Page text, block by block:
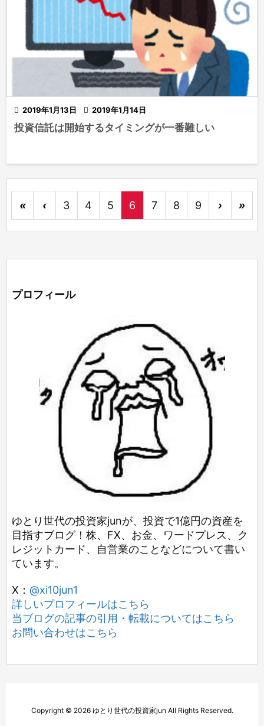
 2019年1月13日  2019年1月14日
投資信託は開始するタイミングが一番難しい
« ‹ 3 4 5 6 7 8 9 › »
プロフィール
ゆとり世代の投資家junが、投資で1億円の資産を
目指すブログ！株、FX、お金、ワードプレス、ク
レジットカード、自営業のことなどについて書い
ています。
X： @xi10jun1
詳しいプロフィールはこちら
当ブログの記事の引用・転載についてはこちら
お問い合わせはこちら
Copyright © 2026 ゆとり世代の投資家jun All Rights Reserved.